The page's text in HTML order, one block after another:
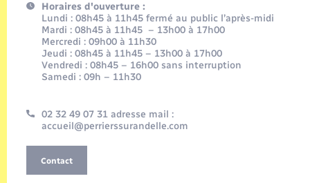
Horaires d'ouverture :
Lundi : 08h45 à 11h45 fermé au public l’après-midi
Mardi : 08h45 à 11h45 – 13h00 à 17h00
Mercredi : 09h00 à 11h30
Jeudi : 08h45 à 11h45 – 13h00 à 17h00
Vendredi : 08h45 – 16h00 sans interruption
Samedi : 09h – 11h30
02 32 49 07 31 adresse mail :
accueil@perrierssurandelle.com
Contact